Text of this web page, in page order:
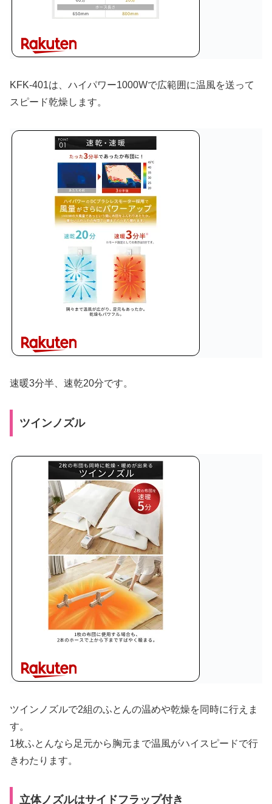
KFK-401は、ハイパワー1000Wで広範囲に温風を送って
スピード乾燥します。
速暖3分半、 速乾20分です。
ツインノズル
ツインノズルで2組のふとんの温めや乾燥を同時に行えま
す。
1枚ふとんなら足元から胸元まで温風がハイスピードで行
きわたります。
立体ノズルはサイドフラップ付き